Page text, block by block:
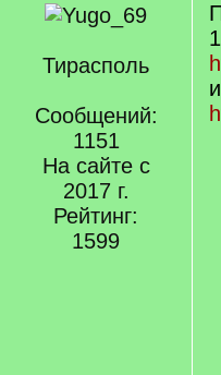
Тирасполь
Сообщений:
1151
На сайте с
2017 г.
Рейтинг:
1599